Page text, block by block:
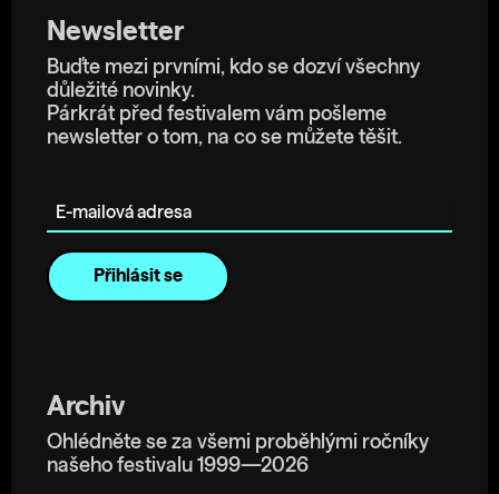
Newsletter
Buďte mezi prvními, kdo se dozví všechny
důležité novinky.
Párkrát před festivalem vám pošleme
newsletter o tom, na co se můžete těšit.
Archiv
Ohlédněte se za všemi proběhlými ročníky
našeho festivalu 1999—2026